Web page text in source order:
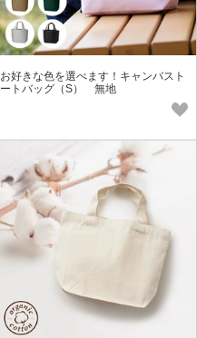
お好きな色を選べます！キャンバスト
ートバッグ（S） 無地